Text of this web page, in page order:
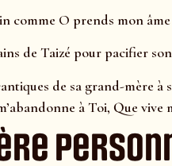
comme O prends mon
de Taizé pour pacifier
de sa grand-mère
à Toi, Que vive